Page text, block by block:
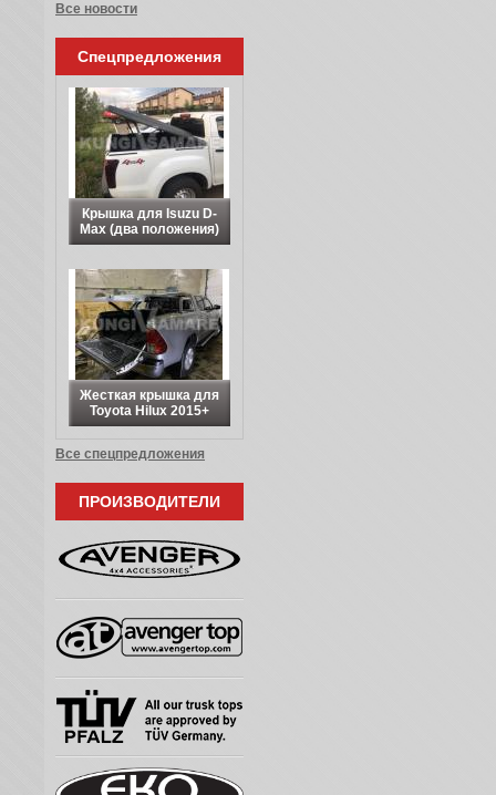
Все новости
Спецпредложения
Крышка для Isuzu D-
Max (два положения)
Жесткая крышка для
Toyota Hilux 2015+
Все спецпредложения
ПРОИЗВОДИТЕЛИ